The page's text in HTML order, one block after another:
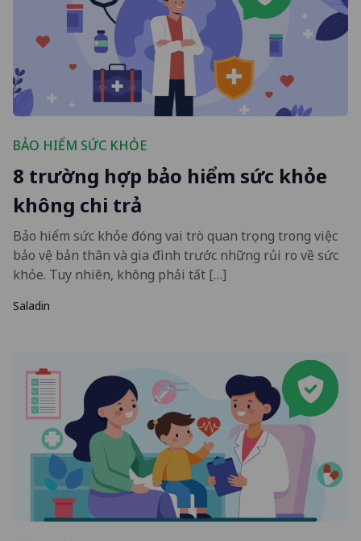
BẢO HIỂM SỨC KHỎE
8 trường hợp bảo hiểm sức khỏe
không chi trả
Bảo hiểm sức khỏe đóng vai trò quan trọng trong việc
bảo vệ bản thân và gia đình trước những rủi ro về sức
khỏe. Tuy nhiên, không phải tất […]
Saladin